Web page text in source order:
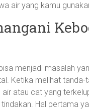
air yang kamu
menjadi masalah
Ketika melihat tanda-
atau cat yang
Hal pertama